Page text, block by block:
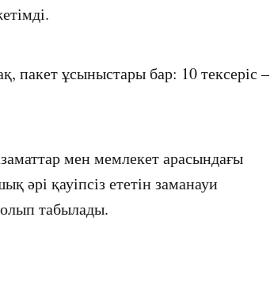
пакет ұсыныстары бар: 10 тексеріс –
мен мемлекет арасындағы
әрі қауіпсіз ететін заманауи
табылады.